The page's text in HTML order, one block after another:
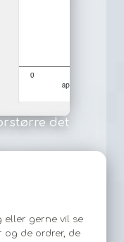
eller gerne vil se
de ordrer, de
det